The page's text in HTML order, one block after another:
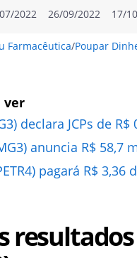
2022 26/09/2022 17/
Farmacêutica/Poupar
ver
declara JCPs de
anuncia R$
pagará R$